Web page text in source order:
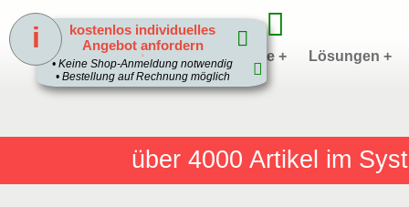
über 4000 Artikel im
Home Produkte + Lösungen +
kostenlos individuelles
Angebot anfordern
1
• Keine Shop-Anmeldung notwendig
• Bestellung auf Rechnung möglich
i